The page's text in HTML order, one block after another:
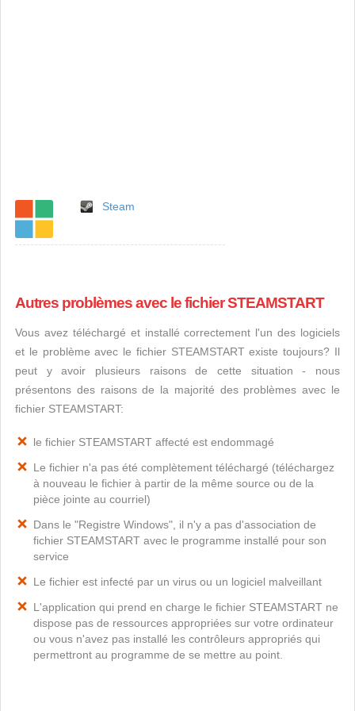
Steam
Autres problèmes avec le fichier STEAMSTART
Vous avez téléchargé et installé correctement l'un des logiciels
et le problème avec le fichier STEAMSTART existe toujours? Il
peut y avoir plusieurs raisons de cette situation - nous
présentons des raisons de la majorité des problèmes avec le
fichier STEAMSTART:
le fichier STEAMSTART affecté est endommagé
Le fichier n'a pas été complètement téléchargé (téléchargez
à nouveau le fichier à partir de la même source ou de la
pièce jointe au courriel)
Dans le "Registre Windows", il n'y a pas d'association de
fichier STEAMSTART avec le programme installé pour son
service
Le fichier est infecté par un virus ou un logiciel malveillant
L'application qui prend en charge le fichier STEAMSTART ne
dispose pas de ressources appropriées sur votre ordinateur
ou vous n'avez pas installé les contrôleurs appropriés qui
permettront au programme de se mettre au point.